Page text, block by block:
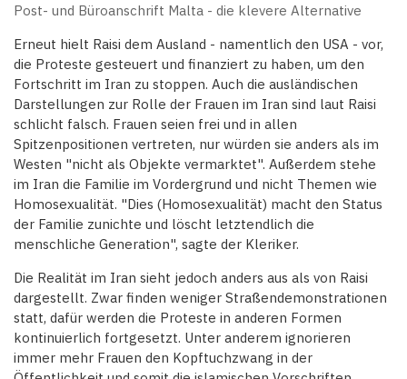
Post- und Büroanschrift Malta - die klevere Alternative
Erneut hielt Raisi dem Ausland - namentlich den USA - vor,
die Proteste gesteuert und finanziert zu haben, um den
Fortschritt im Iran zu stoppen. Auch die ausländischen
Darstellungen zur Rolle der Frauen im Iran sind laut Raisi
schlicht falsch. Frauen seien frei und in allen
Spitzenpositionen vertreten, nur würden sie anders als im
Westen "nicht als Objekte vermarktet". Außerdem stehe
im Iran die Familie im Vordergrund und nicht Themen wie
Homosexualität. "Dies (Homosexualität) macht den Status
der Familie zunichte und löscht letztendlich die
menschliche Generation", sagte der Kleriker.
Die Realität im Iran sieht jedoch anders aus als von Raisi
dargestellt. Zwar finden weniger Straßendemonstrationen
statt, dafür werden die Proteste in anderen Formen
kontinuierlich fortgesetzt. Unter anderem ignorieren
immer mehr Frauen den Kopftuchzwang in der